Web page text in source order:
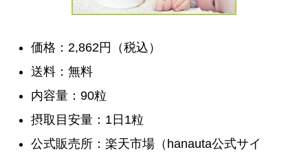
価格：2,862円（税込）
送料：無料
内容量：90粒
摂取目安量：1日1粒
公式販売所：楽天市場（hanauta公式サイ